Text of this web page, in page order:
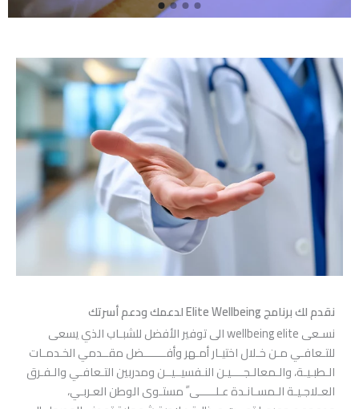
نقدم لك برنامج Elite Wellbeing لدعمك ودعم أسرتك
نسـعى wellbeing elite الى توفير الأفضل للشبـاب الذي يسعى
للتـعافـي مـن خـلال اختيـار أمـهر وأفـــــــضل مقــدمي الخـدمـات
الـطبـيـة، والـمعالـجــــيـن النـفسيــيــن ومدربين التـعافـي والـفـرق
العـلاجـيـة الـمسـانـدة عـلـــــى ً مستـوى الوطن العـربـي،